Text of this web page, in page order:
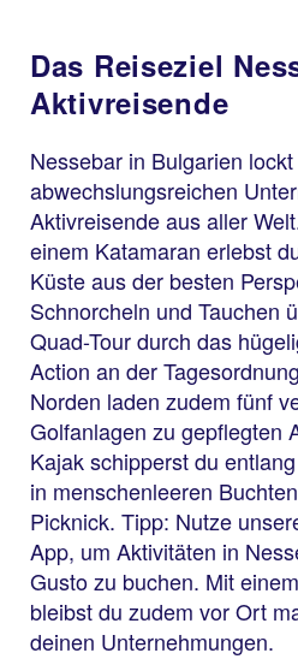
Das Reiseziel
Aktivreisende
Nessebar in Bulgarien
abwechslungsreichen
Aktivreisende aus aller
einem Katamaran erlebst
Küste aus der besten
Schnorcheln und Tauchen
Quad-Tour durch das
Action an der
Norden laden zudem fünf
Golfanlagen zu gepflegten
Kajak schipperst du
in menschenleeren
Picknick. Tipp: Nutze
App, um Aktivitäten in
Gusto zu buchen. Mit
bleibst du zudem vor Ort
deinen Unternehmungen.